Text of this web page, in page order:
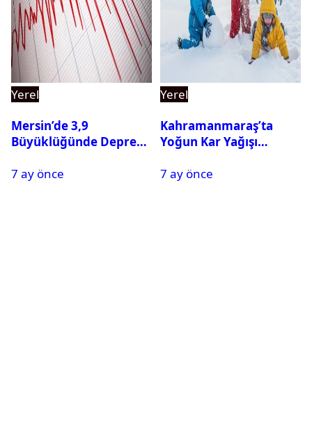
Yerel
Mersin’de 3,9
Büyüklüğünde Deprem
7 ay önce
Yerel
Kahramanmaraş’ta
Yoğun Kar Yağışı
Tatil
7 ay önce